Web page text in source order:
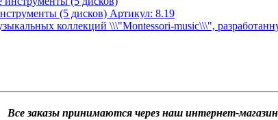
(5 дисков) Артикул: 8.19
коллекций \\\"Montessori-music\\\",
Все заказы принимаются через наш интернет-